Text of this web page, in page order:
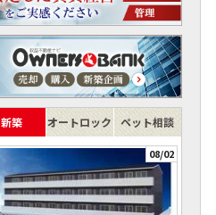
新築 オートロック ペット相談
08/02